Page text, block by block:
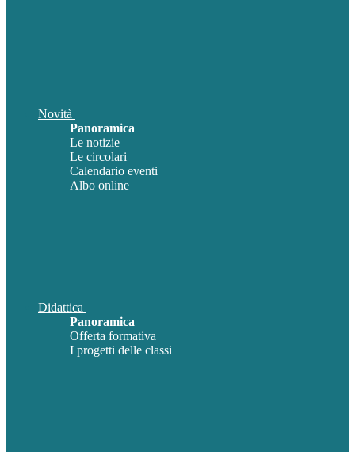
Novità
Panoramica
Le notizie
Le circolari
Calendario eventi
Albo online
Didattica
Panoramica
Offerta formativa
I progetti delle classi